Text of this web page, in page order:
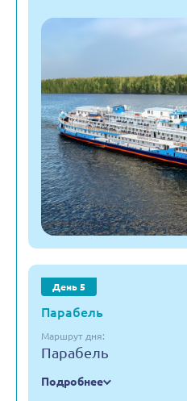
День 5
Парабель
Маршрут дня:
Парабель
Подробнее